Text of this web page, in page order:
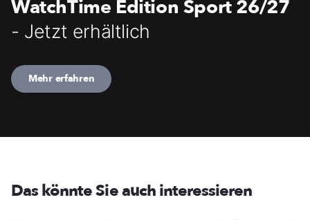
WatchTime Edition Sport 26/27
- Jetzt erhältlich
Mehr erfahren
Das könnte Sie auch interessieren